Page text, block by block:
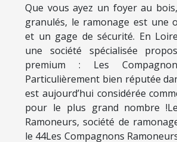
Que vous ayez un foyer au
granulés, le ramonage est une
et un gage de sécurité. En
une société spécialisée
premium : Les
Particulièrement bien réputée
est aujourd’hui considérée
pour le plus grand nombre
Ramoneurs, société de
le 44Les Compagnons